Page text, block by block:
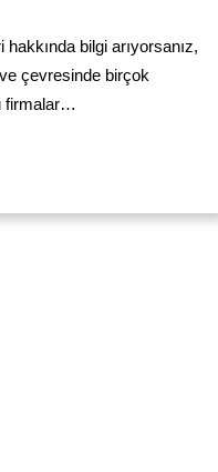
bilgi arıyorsanız,
çevresinde birçok
firmalar…